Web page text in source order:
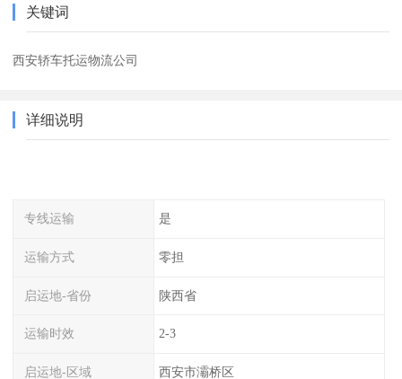
关键词
西安轿车托运物流公司
详细说明
专线运输 是
运输方式 零担
启运地-省份 陕西省
运输时效 2-3
启运地-区域 西安市灞桥区